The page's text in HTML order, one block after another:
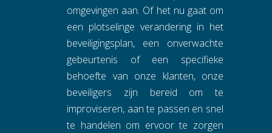
omgevingen aan. Of het nu gaat om
een plotselinge verandering in het
beveiligingsplan, een onverwachte
gebeurtenis of een specifieke
behoefte van onze klanten, onze
beveiligers zijn bereid om te
improviseren, aan te passen en snel
te handelen om ervoor te zorgen